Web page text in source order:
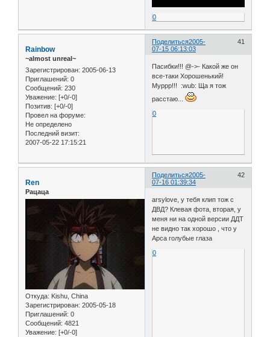
0
Поделиться 41
2005-
07-15 06:13:03
Rainbow
~almost unreal~
Зарегистрирован: 2005-06-13
Приглашений: 0
Сообщений: 230
Уважение: [+0/-0]
Позитив: [+0/-0]
Провел на форуме:
Не определено
Последний визит:
2007-05-22 17:15:21
Пасибки!!! @->- Какой же он
все-таки Хорошенький!
Муррр!!! :wub: Ща я тож
расстаю...
0
Поделиться 42
2005-
07-16 01:39:34
Ren
Рацаца
Откуда: Kishu, China
Зарегистрирован: 2005-05-18
Приглашений: 0
Сообщений: 4821
Уважение: [+0/-0]
аrsylove, у тебя клип тож с
ДВД? Клевая фота, вторая, у
меня ни на одной версии ДДТ
не видно так хорошо , что у
Арса голубые глаза
0